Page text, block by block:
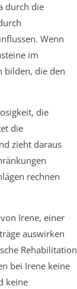
durch die
Wenn
im
bilden, die den
die
die
zieht daraus
rechnen
Irene, einer
auswirken
Rehabilitation
bei Irene keine
keine